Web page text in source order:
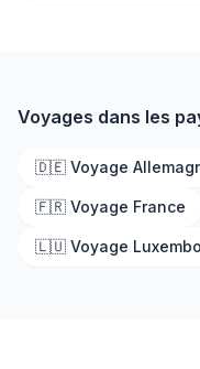
Voyages dans les
🇩🇪 Voyage
🇫🇷 Voyage France
🇱🇺 Voyage